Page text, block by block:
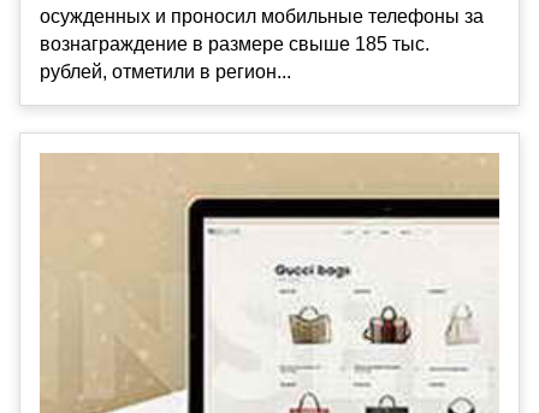
осужденных и проносил мобильные телефоны за
вознаграждение в размере свыше 185 тыс.
рублей, отметили в регион...